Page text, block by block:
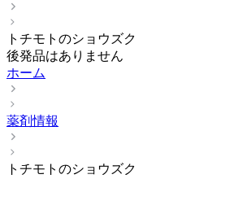
トチモトのショウズク
後発品はありません
ホーム
薬剤情報
トチモトのショウズク